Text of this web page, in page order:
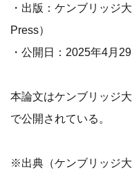
・出版：ケンブリッジ
Press）
・公開日：2025年4月
本論文はケンブリッジ
で公開されている。
※出典（ケンブリッジ